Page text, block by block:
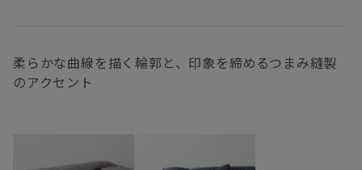
柔らかな曲線を描く輪郭と、印象を締めるつまみ縫製
のアクセント